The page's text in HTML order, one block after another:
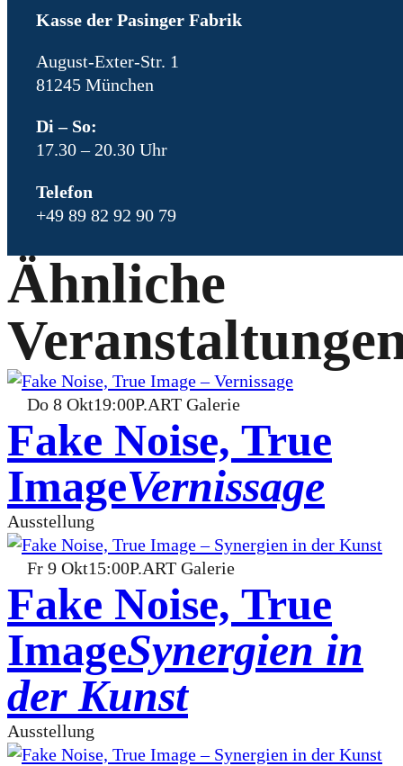
Kasse der Pasinger Fabrik
August-Exter-Str. 1
81245 München
Di – So:
17.30 – 20.30 Uhr
Telefon
+49 89 82 92 90 79
Ähnliche
Do 8 Okt19:00P.ART Galerie
Fake Noise, True
ImageVernissage
Ausstellung
Fr 9 Okt15:00P.ART Galerie
Fake Noise, True
ImageSynergien in
der Kunst
Ausstellung